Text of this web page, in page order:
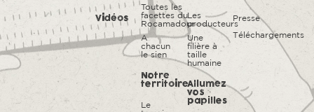
Vidéos
Toutes les
facettes du
Rocamadour
A
chacun
le sien
Notre
territoire
Le
Les
producteurs
Une
filière à
taille
humaine
Allumez
vos
papilles
Presse
Téléchargements